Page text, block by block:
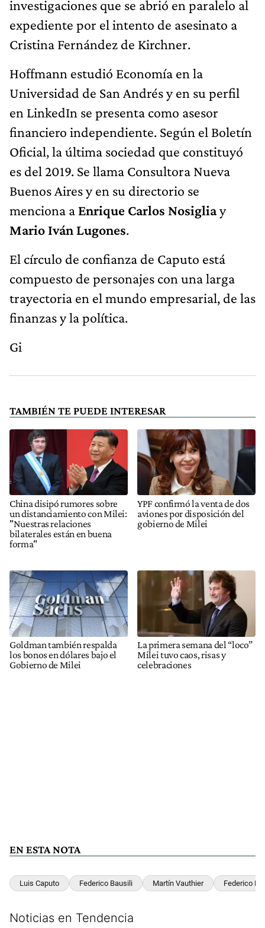
investigaciones que se abrió en paralelo al
expediente por el intento de asesinato a
Cristina Fernández de Kirchner.
Hoffmann estudió Economía en la
Universidad de San Andrés y en su perfil
en LinkedIn se presenta como asesor
financiero independiente. Según el Boletín
Oficial, la última sociedad que constituyó
es del 2019. Se llama Consultora Nueva
Buenos Aires y en su directorio se
menciona a Enrique Carlos Nosigliay
Mario Iván Lugones.
El círculo de confianza de Caputo está
compuesto de personajes con una larga
trayectoria en el mundo empresarial, de las
finanzas y la política.
Gi
TAMBIÉN TE PUEDE INTERESAR
China disipó rumores sobre
un distanciamiento con Milei:
"Nuestras relaciones
bilaterales están en buena
forma"
YPF confirmó la venta de dos
aviones por disposición del
gobierno de Milei
Goldman también respalda
los bonos en dólares bajo el
Gobierno de Milei
La primera semana del “loco”
Milei tuvo caos, risas y
celebraciones
EN ESTA NOTA
Luis Caputo Federico Bausili Martín Vauthier Federico
Noticias en Tendencia